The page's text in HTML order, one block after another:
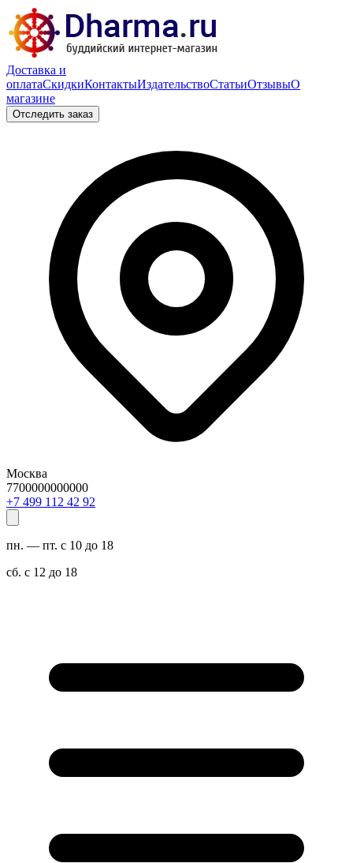
Доставка и
оплатаСкидкиКонтактыИздательствоСтатьиОтзывыО
магазине
Отследить заказ
Москва
7700000000000
29 24 211 994 7+
пн. — пт. с 10 до 18
сб. с 12 до 18